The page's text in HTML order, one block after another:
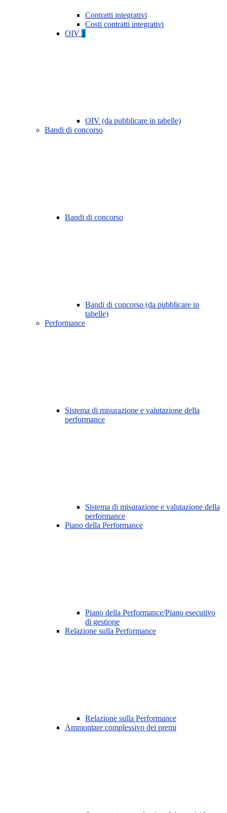
Contratti integrativi
Costi contratti integrativi
OIV 1
OIV (da pubblicare in tabelle)
Bandi di concorso
Bandi di concorso
Bandi di concorso (da pubblicare in
tabelle)
Performance
Sistema di misurazione e valutazione della
performance
Sistema di misurazione e valutazione della
performance
Piano della Performance
Piano della Performance/Piano esecutivo
di gestione
Relazione sulla Performance
Relazione sulla Performance
Ammontare complessivo dei premi